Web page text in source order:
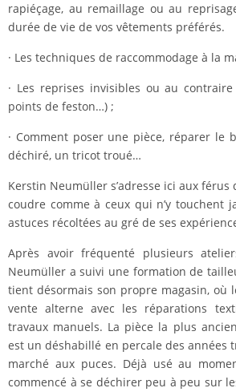
rapiéçage, au remaillage ou au
durée de vie de vos vêtements préférés.
· Les techniques de raccommodage à la
· Les reprises invisibles ou au contraire
points de feston…) ;
· Comment poser une pièce, réparer le
déchiré, un tricot troué…
Kerstin Neumüller s’adresse ici aux férus
coudre comme à ceux qui n’y touchent
astuces récoltées au gré de ses
Après avoir fréquenté plusieurs
Neumüller a suivi une formation de
tient désormais son propre magasin, où
vente alterne avec les réparations
travaux manuels. La pièce la plus
est un déshabillé en percale des années
marché aux puces. Déjà usé au
commencé à se déchirer peu à peu sur